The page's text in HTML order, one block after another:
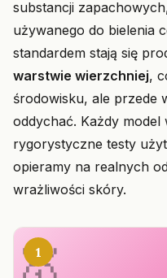
substancji
używanego do bielenia
standardem stają się
warstwie wierzchniej,
środowisku, ale przede
oddychać. Każdy model
rygorystyczne testy
opieramy na realnych
wrażliwości skóry.
1